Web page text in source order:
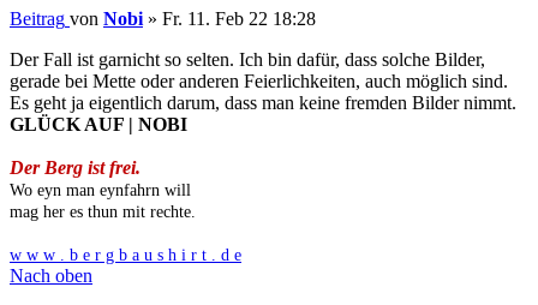
Beitrag von Nobi » Fr. 11. Feb 22 18:28
Der Fall ist garnicht so selten. Ich bin dafür, dass solche Bilder,
gerade bei Mette oder anderen Feierlichkeiten, auch möglich sind.
Es geht ja eigentlich darum, dass man keine fremden Bilder nimmt.
GLÜCK AUF | NOBI
Der Berg ist frei.
Wo eyn man eynfahrn will
mag her es thun mit rechte.
w w w . b e r g b a u s h i r t . d e
Nach oben